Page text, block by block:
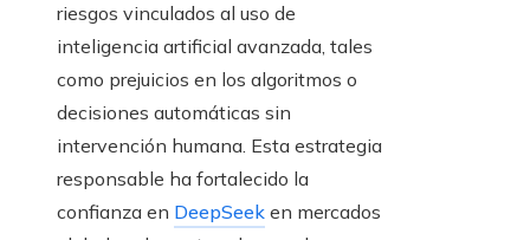
riesgos vinculados al uso de
inteligencia artificial avanzada, tales
como prejuicios en los algoritmos o
decisiones automáticas sin
intervención humana. Esta estrategia
responsable ha fortalecido la
confianza en DeepSeek en mercados